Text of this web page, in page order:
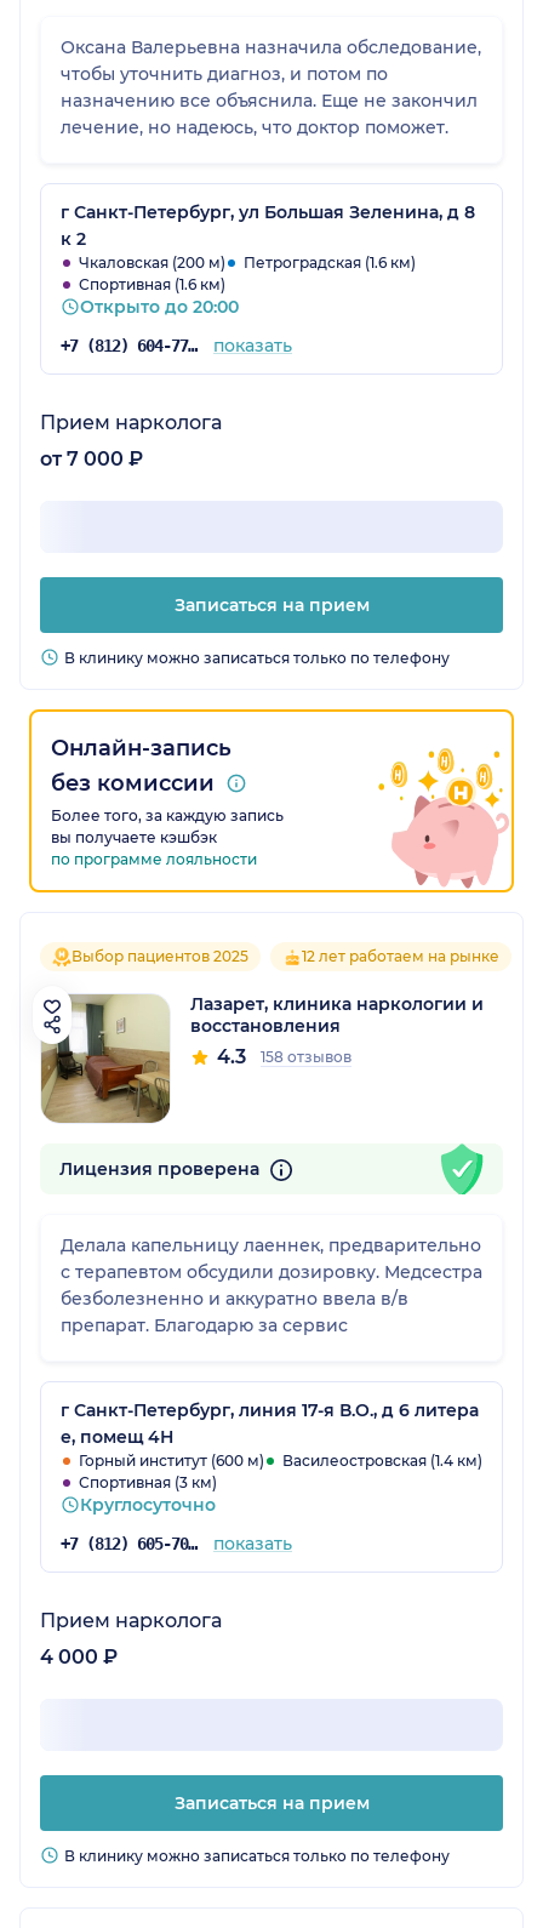
Оксана Валерьевна назначила обследование,
чтобы уточнить диагноз, и потом по
назначению все объяснила. Еще не закончил
лечение, но надеюсь, что доктор поможет.
г Санкт-Петербург, ул Большая Зеленина, д 8
к 2
Чкаловская (200 м)
Петроградская (1.6 км)
Спортивная (1.6 км)
Открыто до 20:00
+7 (812) 604-77-48 показать
Прием нарколога
от 7 000 ₽
Записаться на прием
В клинику можно записаться только по телефону
Онлайн-запись
без комиссии
Более того, за каждую запись
вы получаете кэшбэк
по программе лояльности
Выбор пациентов 2025 12 лет работаем на рынке
Лазарет, клиника наркологии и
восстановления
4.3 158 отзывов
Лицензия проверена
Делала капельницу лаеннек, предварительно
с терапевтом обсудили дозировку. Медсестра
безболезненно и аккуратно ввела в/в
препарат. Благодарю за сервис
г Санкт-Петербург, линия 17-я В.О., д 6 литера
е, помещ 4Н
Горный институт (600 м)
Василеостровская (1.4 км)
Спортивная (3 км)
Круглосуточно
+7 (812) 605-70-92 показать
Прием нарколога
4 000 ₽
Записаться на прием
В клинику можно записаться только по телефону